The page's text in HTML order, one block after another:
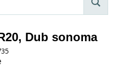
Dub sonoma